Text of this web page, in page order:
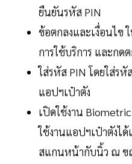
ยืนยันรหัส PIN
ข้อตกลงและเงื่อนไข
การใช้บริการ และกด
ใส่รหัส PIN โดยใส่รหั
แอปฯเป๋าตัง
เปิดใช้งาน
ใช้งานแอปฯเป๋าตังไ
สแกนหน้ากับนิ้ว ณ